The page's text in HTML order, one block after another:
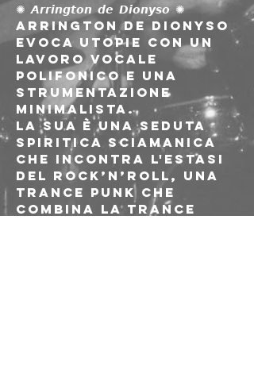
✺ 𝘼𝙧𝙧𝙞𝙣𝙜𝙩𝙤𝙣 𝙙𝙚 𝘿𝙞𝙤𝙣𝙮𝙨𝙤 ✺
Arrington de Dionyso
evoca utopie con un
lavoro vocale
polifonico e una
strumentazione
minimalista.
La sua è una seduta
spiritica sciamanica
che incontra l'estasi
del rock’n’roll, una
trance punk che
combina la trance